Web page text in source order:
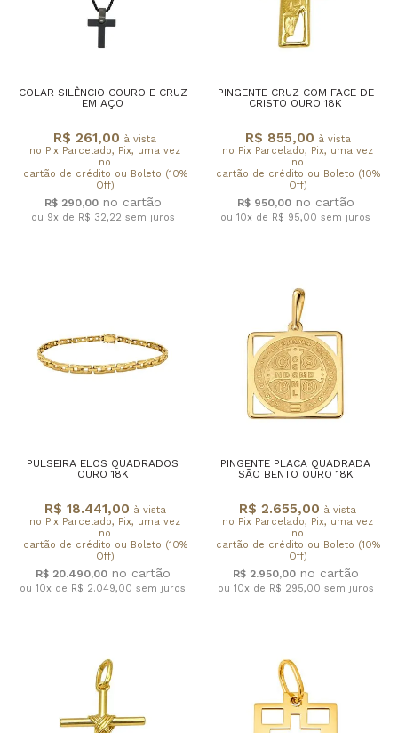
COLAR SILÊNCIO COURO E CRUZ
EM AÇO
R$ 261,00 à vista
no Pix Parcelado, Pix, uma vez
no
cartão de crédito ou Boleto (10%
Off)
R$ 290,00
ou 9x de R$ 32,22 sem juros
PINGENTE CRUZ COM FACE DE
CRISTO OURO 18K
R$ 855,00 à vista
no Pix Parcelado, Pix, uma vez
no
cartão de crédito ou Boleto (10%
Off)
R$ 950,00
ou 10x de R$ 95,00 sem juros
PULSEIRA ELOS QUADRADOS
OURO 18K
R$ 18.441,00 à vista
no Pix Parcelado, Pix, uma vez
no
cartão de crédito ou Boleto (10%
Off)
R$ 20.490,00
ou 10x de R$ 2.049,00 sem juros
PINGENTE PLACA QUADRADA
SÃO BENTO OURO 18K
R$ 2.655,00 à vista
no Pix Parcelado, Pix, uma vez
no
cartão de crédito ou Boleto (10%
Off)
R$ 2.950,00
ou 10x de R$ 295,00 sem juros